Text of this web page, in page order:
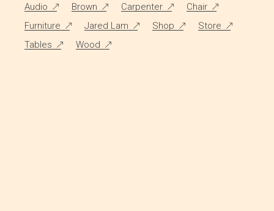
Audio Brown Carpenter
Chair
Furniture
Jared Lam Shop
Store
Tables
Wood